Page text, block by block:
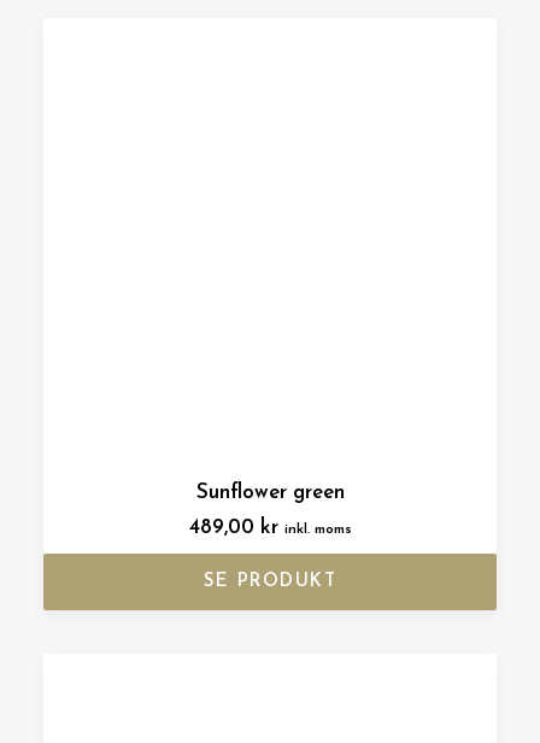
Sunflower green
489,00 kr inkl. moms
SE PRODUKT